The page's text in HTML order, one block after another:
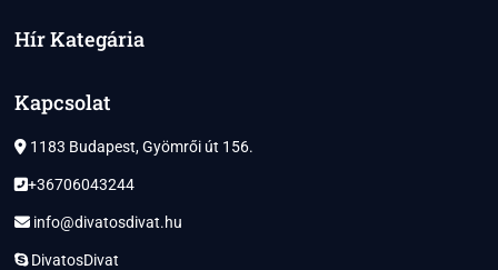
Hír Kategária
Kapcsolat
1183 Budapest, Gyömrői út 156.
+36706043244
info@divatosdivat.hu
DivatosDivat